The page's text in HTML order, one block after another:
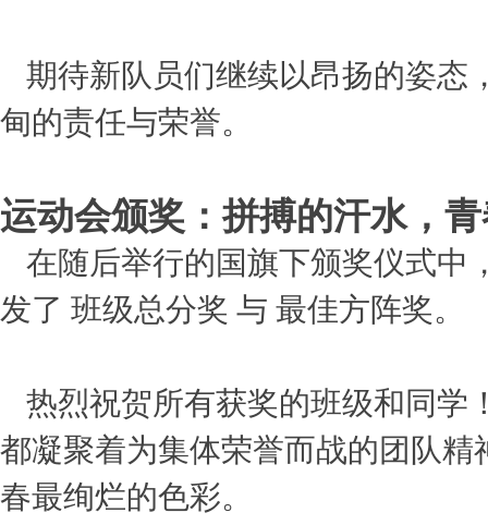
期待新队员们继续以昂扬的姿态
甸的责任与荣誉。
运动会颁奖：拼搏的汗水，
在随后举行的国旗下颁奖仪式中
发了 班级总分奖 与 最佳方阵奖。
热烈祝贺所有获奖的班级和同学
都凝聚着为集体荣誉而战的团队
春最绚烂的色彩。